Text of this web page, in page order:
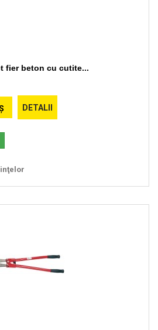
fier beton cu cutite...
DETALII